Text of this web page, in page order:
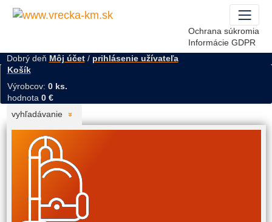
Ochrana súkromia
Informácie GDPR
Dobrý deň Môj účet/ prihlásenie užívateľa
Košík
Výrobcov: 0 ks.
hodnota 0 €
vyhľadávanie